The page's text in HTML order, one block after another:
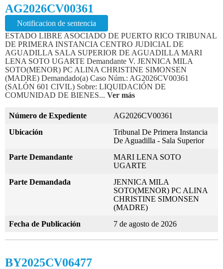
AG2026CV00361
Notificacion de sentencia
ESTADO LIBRE ASOCIADO DE PUERTO RICO TRIBUNAL
DE PRIMERA INSTANCIA CENTRO JUDICIAL DE
AGUADILLA SALA SUPERIOR DE AGUADILLA MARI
LENA SOTO UGARTE Demandante V. JENNICA MILA
SOTO(MENOR) PC ALINA CHRISTINE SIMONSEN
(MADRE) Demandado(a) Caso Núm.: AG2026CV00361
(SALÓN 601 CIVIL) Sobre: LIQUIDACIÓN DE
COMUNIDAD DE BIENES... Ver más
Número de Expediente
AG2026CV00361
Ubicación
Tribunal De Primera Instancia
De Aguadilla - Sala Superior
Parte Demandante
MARI LENA SOTO
UGARTE
Parte Demandada
JENNICA MILA
SOTO(MENOR) PC ALINA
CHRISTINE SIMONSEN
(MADRE)
Fecha de Publicación
7 de agosto de 2026
BY2025CV06477